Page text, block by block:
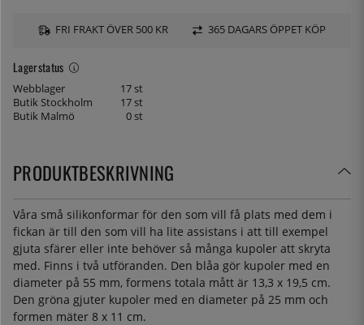
Lagerstatus
Webblager
17 st
Butik Stockholm
17 st
Butik Malmö
0 st
FRI FRAKT ÖVER 500 KR 365 DAGARS ÖPPET KÖP
PRODUKTBESKRIVNING
Våra små silikonformar för den som vill få plats med dem i
fickan är till den som vill ha lite assistans i att till exempel
gjuta sfärer eller inte behöver så många kupoler att skryta
med. Finns i två utföranden. Den blåa gör kupoler med en
diameter på 55 mm, formens totala mått är 13,3 x 19,5 cm.
Den gröna gjuter kupoler med en diameter på 25 mm och
formen mäter 8 x 11 cm.